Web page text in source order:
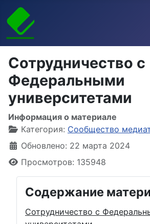
Сотрудничество с
Федеральными
университетами
Информация о материале
Категория: Сообщество
Обновлено: 22 марта 2024
Просмотров: 135948
Содержание
Сотрудничество с